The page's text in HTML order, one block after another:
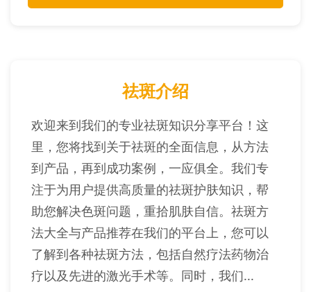
祛斑介绍
欢迎来到我们的专业祛斑知识分享平台！这
里，您将找到关于祛斑的全面信息，从方法
到产品，再到成功案例，一应俱全。我们专
注于为用户提供高质量的祛斑护肤知识，帮
助您解决色斑问题，重拾肌肤自信。祛斑方
法大全与产品推荐在我们的平台上，您可以
了解到各种祛斑方法，包括自然疗法药物治
疗以及先进的激光手术等。同时，我们...